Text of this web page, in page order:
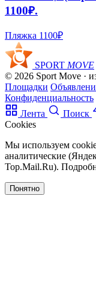
1100₽.
Пляжка 1100₽
SPORT MOVE
© 2026 Sport Move ·
Площадки
Конфиденциальность
Лента
Поиск
Cookies
Мы используем
аналитические
Top.Mail.Ru).
Понятно